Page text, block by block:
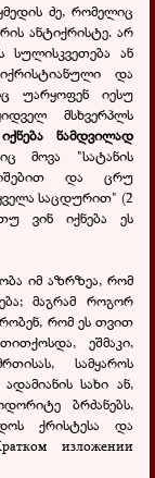
ძე, რომელიც
ანტიქრისტე. არ
ან
და
უარყოფენ იესუ
მსხვერპლს
ნამდვილად
მოვა "სატანის
და ცრუ
საცდურით" (2
ვინ იქნება ეს
იმ აზრზეა, რომ
მაგრამ როგორ
რომ ეს თვით
ეშმაკი,
სამყაროს
სახი ან,
ბრძანებს,
ქრისტესა და
изложении